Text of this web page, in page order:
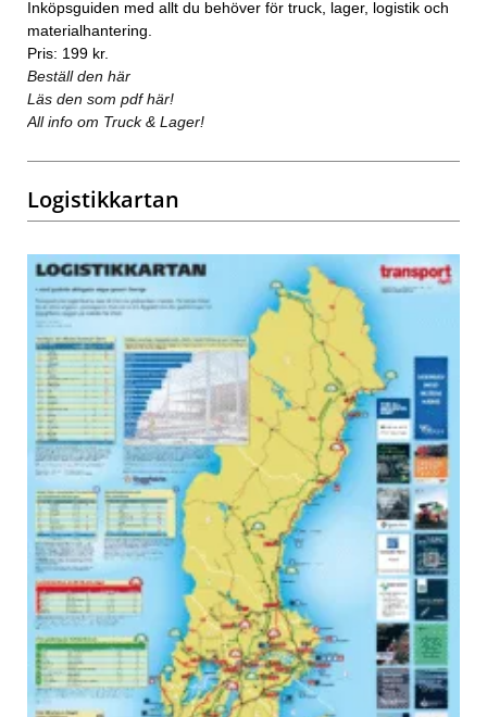
Inköpsguiden med allt du behöver för truck, lager, logistik och
materialhantering.
Pris: 199 kr.
Beställ den här
Läs den som pdf här!
All info om Truck & Lager!
Logistikkartan